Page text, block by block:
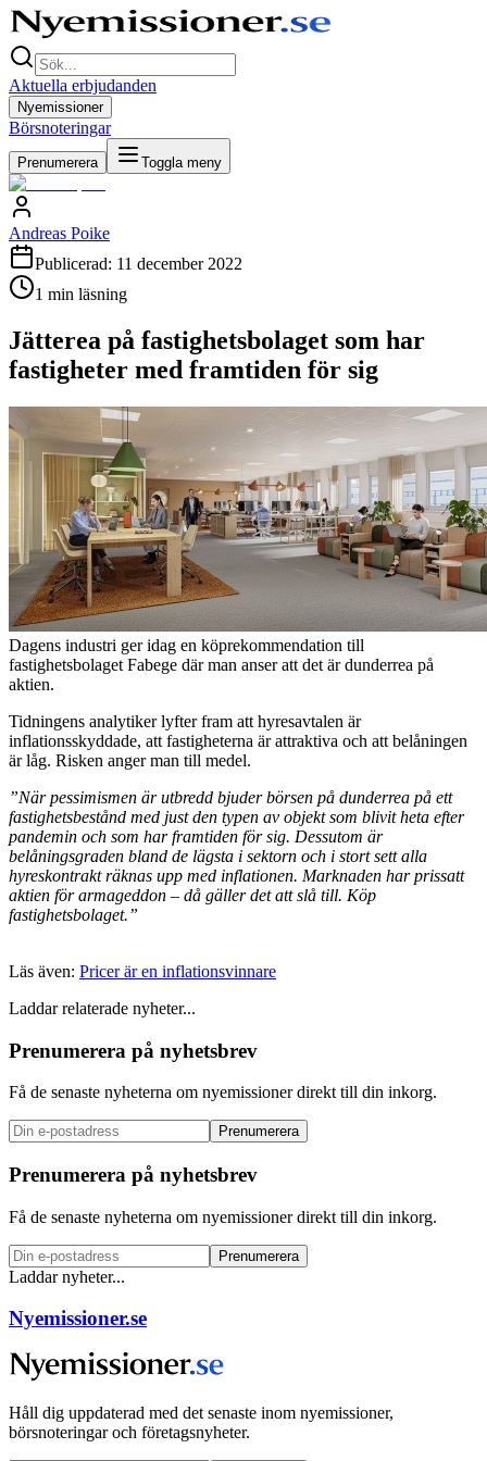
Aktuella erbjudanden
Nyemissioner
Börsnoteringar
Prenumerera Toggla meny
Andreas Poike
Publicerad: 11 december 2022
1 min läsning
Jätterea på fastighetsbolaget som har
fastigheter med framtiden för sig
Dagens industri ger idag en köprekommendation till
fastighetsbolaget Fabege där man anser att det är dunderrea på
aktien.
Tidningens analytiker lyfter fram att hyresavtalen är
inflationsskyddade, att fastigheterna är attraktiva och att belåningen
är låg. Risken anger man till medel.
”När pessimismen är utbredd bjuder börsen på dunderrea på ett
fastighetsbestånd med just den typen av objekt som blivit heta efter
pandemin och som har framtiden för sig. Dessutom är
belåningsgraden bland de lägsta i sektorn och i stort sett alla
hyreskontrakt räknas upp med inflationen. Marknaden har prissatt
aktien för armageddon – då gäller det att slå till. Köp
fastighetsbolaget.”
Läs även: Pricer är en inflationsvinnare
Laddar relaterade nyheter...
Prenumerera på nyhetsbrev
Få de senaste nyheterna om nyemissioner direkt till din inkorg.
Prenumerera
Prenumerera på nyhetsbrev
Få de senaste nyheterna om nyemissioner direkt till din inkorg.
Prenumerera
Laddar nyheter...
Nyemissioner.se
Håll dig uppdaterad med det senaste inom nyemissioner,
börsnoteringar och företagsnyheter.